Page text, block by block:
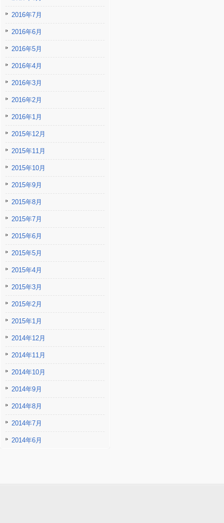
2016年7月
2016年6月
2016年5月
2016年4月
2016年3月
2016年2月
2016年1月
2015年12月
2015年11月
2015年10月
2015年9月
2015年8月
2015年7月
2015年6月
2015年5月
2015年4月
2015年3月
2015年2月
2015年1月
2014年12月
2014年11月
2014年10月
2014年9月
2014年8月
2014年7月
2014年6月